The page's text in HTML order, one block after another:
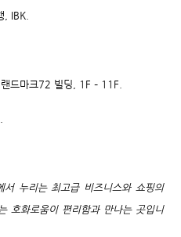
, IBK.
드마크72 빌딩, 1F – 11F.
누리는 최고급 비즈니스와 쇼핑의
호화로움이 편리함과 만나는 곳입니